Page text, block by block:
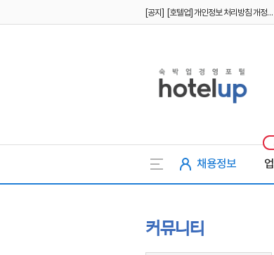
[공지] [호텔업] 개인정보 처리방침 개정본1 (19.09.02)
채용정보
커뮤니티